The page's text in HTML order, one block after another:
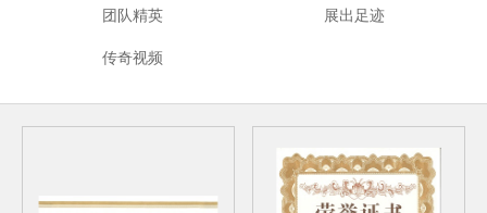
团队精英 展出足迹
传奇视频